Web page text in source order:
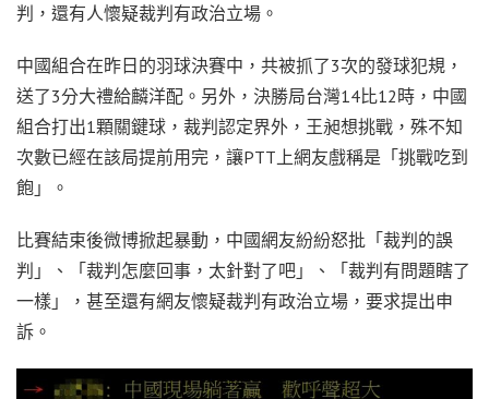
判，還有人懷疑裁判有政治立場。
中國組合在昨日的羽球決賽中，共被抓了3次的發球犯規，
送了3分大禮給麟洋配。另外，決勝局台灣14比12時，中國
組合打出1顆關鍵球，裁判認定界外，王昶想挑戰，殊不知
次數已經在該局提前用完，讓PTT上網友戲稱是「挑戰吃到
飽」。
比賽結束後微博掀起暴動，中國網友紛紛怒批「裁判的誤
判」、「裁判怎麼回事，太針對了吧」、「裁判有問題瞎了
一樣」，甚至還有網友懷疑裁判有政治立場，要求提出申
訴。